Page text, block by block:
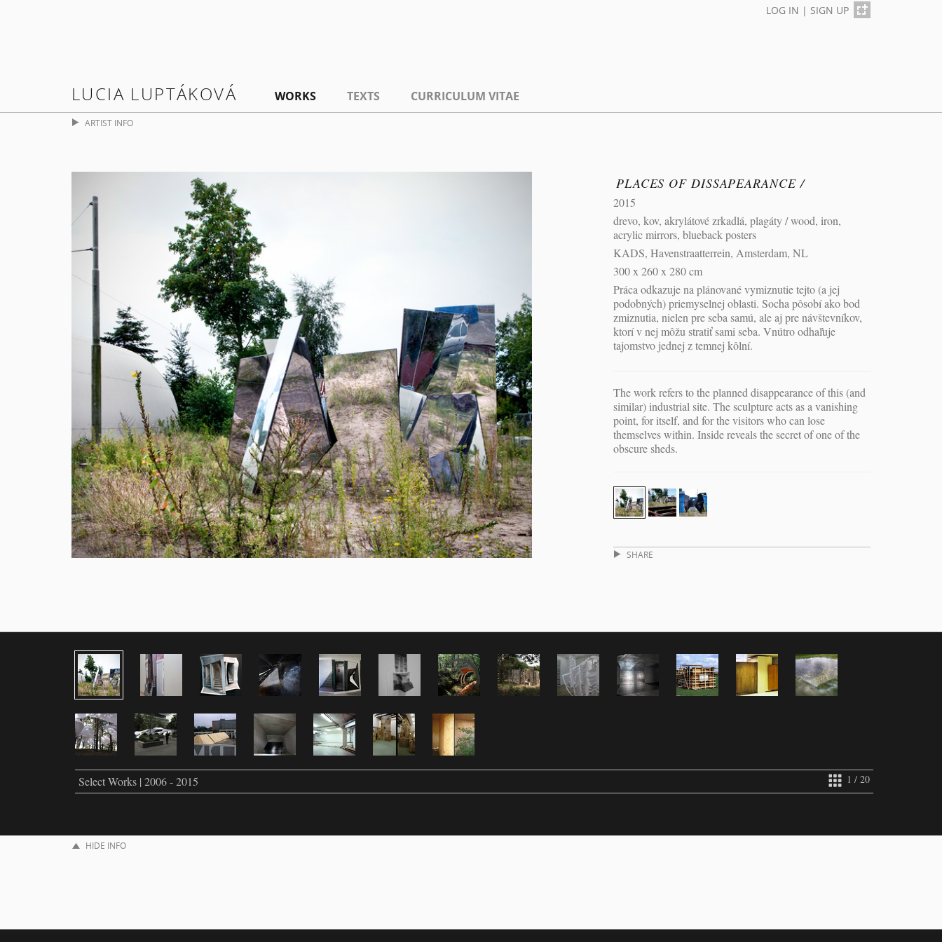
LOG IN | SIGN UP
LUCIA LUPTÁKOVÁ WORKS TEXTS CURRICULUM VITAE
ARTIST INFO
PLACES OF DISSAPEARANCE /
2015
drevo, kov, akrylátové zrkadlá, plagáty / wood, iron,
acrylic mirrors, blueback posters
KADS, Havenstraatterrein, Amsterdam, NL
300 x 260 x 280 cm
Práca odkazuje na plánované vymiznutie tejto (a jej
podobných) priemyselnej oblasti. Socha pôsobí ako bod
zmiznutia, nielen pre seba samú, ale aj pre návštevníkov,
ktorí v nej môžu stratiť sami seba. Vnútro odhaľuje
tajomstvo jednej z temnej kôlní.
The work refers to the planned disappearance of this (and
similar) industrial site. The sculpture acts as a vanishing
point, for itself, and for the visitors who can lose
themselves within. Inside reveals the secret of one of the
obscure sheds.
SHARE
1 / 20
Select Works | 2006 - 2015
HIDE INFO